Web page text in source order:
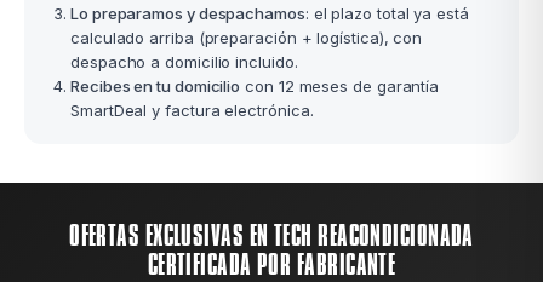
Lo preparamos y despachamos: el plazo total ya está
calculado arriba (preparación + logística), con
despacho a domicilio incluido.
Recibes en tu domicilio con 12 meses de garantía
SmartDeal y factura electrónica.
OFERTAS EXCLUSIVAS EN TECH REACONDICIONADA
CERTIFICADA POR FABRICANTE